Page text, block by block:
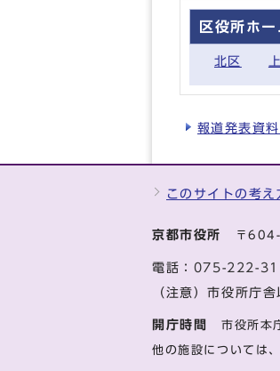
区役所ホ
北区
報道発表資
このサイトの考え
京都市役所 〒
電話： 075-222-
（注意）市役所庁
開庁時間 市役所
他の施設については